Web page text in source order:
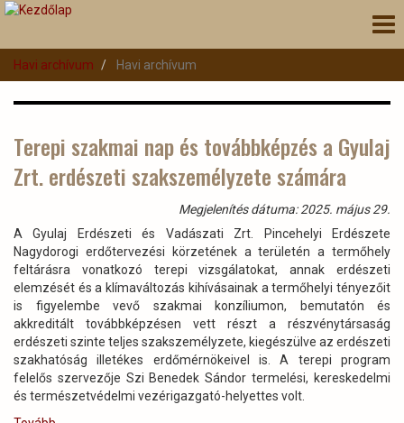
Ugrás
Havi archívum
Havi archívum
Terepi szakmai nap és továbbképzés a Gyulaj
Zrt. erdészeti szakszemélyzete számára
Megjelenítés dátuma: 2025. május 29.
A Gyulaj Erdészeti és Vadászati Zrt. Pincehelyi Erdészete
Nagydorogi erdőtervezési körzetének a területén a termőhely
feltárásra vonatkozó terepi vizsgálatokat, annak erdészeti
elemzését és a klímaváltozás kihívásainak a termőhelyi tényezőit
is figyelembe vevő szakmai konzíliumon, bemutatón és
akkreditált továbbképzésen vett részt a részvénytársaság
erdészeti szinte teljes szakszemélyzete, kiegészülve az erdészeti
szakhatóság illetékes erdőmérnökeivel is. A terepi program
felelős szervezője Szi Benedek Sándor termelési, kereskedelmi
és természetvédelmi vezérigazgató-helyettes volt.